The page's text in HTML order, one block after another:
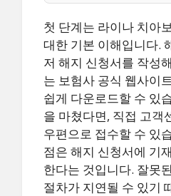
첫 단계는 라이나 치아
대한 기본 이해입니다.
저 해지 신청서를 작성
는 보험사 공식 웹사이
쉽게 다운로드할 수 있
을 마쳤다면, 직접 고객
우편으로 접수할 수 있
점은 해지 신청서에 기
한다는 것입니다. 잘못
절차가 지연될 수 있기